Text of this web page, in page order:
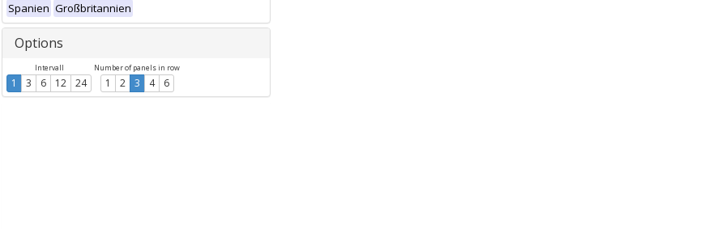
Spanien Großbritannien
Options
Intervall
1 3 6 12 24
Number of panels in row
1 2 3 4 6